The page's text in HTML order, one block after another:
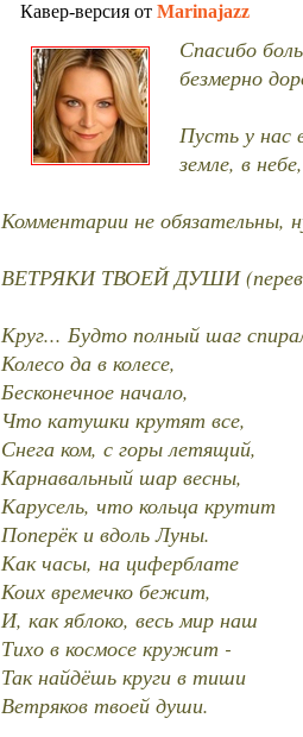
Кавер-версия от Marinajazz
Спасибо
безмерно
Пусть у нас
земле, в
Комментарии не обязательны,
ВЕТРЯКИ ТВОЕЙ ДУШИ
Круг... Будто полный шаг
Колесо да в колесе,
Бесконечное начало,
Что катушки крутят все,
Снега ком, с горы летящий,
Карнавальный шар весны,
Карусель, что кольца крутит
Поперёк и вдоль Луны.
Как часы, на циферблате
Коих времечко бежит,
И, как яблоко, весь мир наш
Тихо в космосе кружит -
Так найдёшь круги в тиши
Ветряков твоей души.